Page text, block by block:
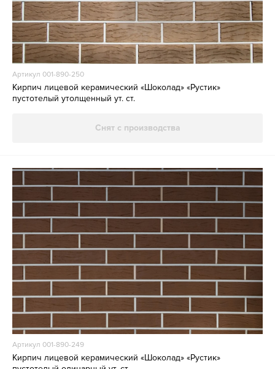
Артикул 001-890-250
Кирпич лицевой керамический «Шоколад» «Рустик»
пустотелый утолщенный ут. ст.
Снят с производства
Артикул 001-890-249
Кирпич лицевой керамический «Шоколад» «Рустик»